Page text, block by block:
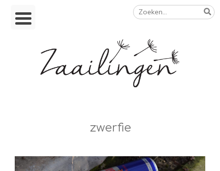
Skip
Zoeken
naar:
zwerfie